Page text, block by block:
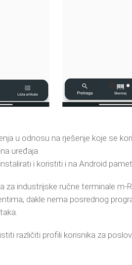
u odnosu na rješenje koje se
uređaja.
i koristiti i na Android
za industrijske ručne terminale
dakle nema posrednog
različiti profili korisnika za